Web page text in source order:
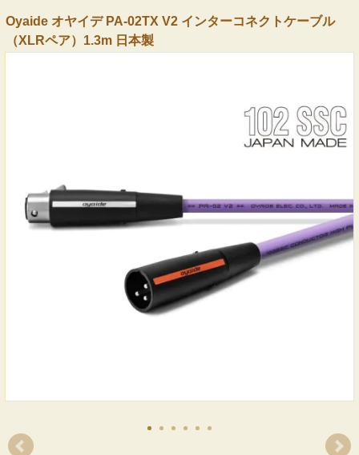
Oyaide オヤイデ PA-02TX V2 インターコネクトケーブル
（XLRペア）1.3m 日本製